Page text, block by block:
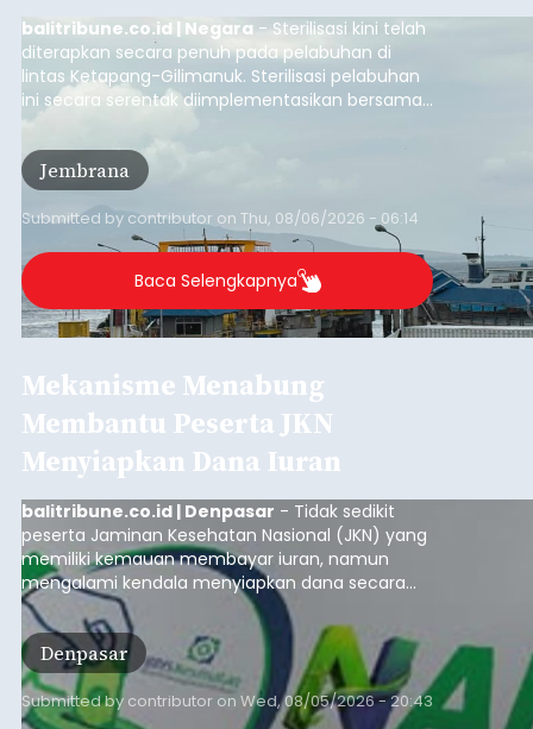
balitribune.co.id | Negara - Sterilisasi kini telah
diterapkan secara penuh pada pelabuhan di
lintas Ketapang-Gilimanuk. Sterilisasi pelabuhan
ini secara serentak diimplementasikan bersama
empat pelabuhan utama lainnya, yakni
Pelabuhan Merak, Bakauheni, Kayangan, dan
Lembar pada Rabu (5/8/2026).
Jembrana
Submitted by contributor on Thu, 08/06/2026 - 06:14
Baca Selengkapnya
Mekanisme Menabung
Membantu Peserta JKN
Menyiapkan Dana Iuran
balitribune.co.id | Denpasar - Tidak sedikit
peserta Jaminan Kesehatan Nasional (JKN) yang
memiliki kemauan membayar iuran, namun
mengalami kendala menyiapkan dana secara
penuh saat jatuh tempo pembayaran iuran.
Kondisi ini terutama dialami oleh peserta
segmen Pekerja Bukan Penerima Upah (PBPU)
yang memiliki penghasilan tidak tetap.
Denpasar
Submitted by contributor on Wed, 08/05/2026 - 20:43